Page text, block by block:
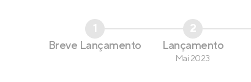
1
Breve Lançamento
2
Lançamento
Mai 2023